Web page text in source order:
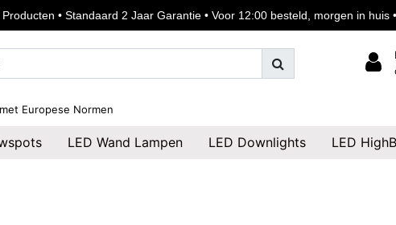
Europese Normen
LED Wand Lampen LED Downlights LED
• Standaard 2 Jaar Garantie • Voor 12:00 besteld, morgen in huis